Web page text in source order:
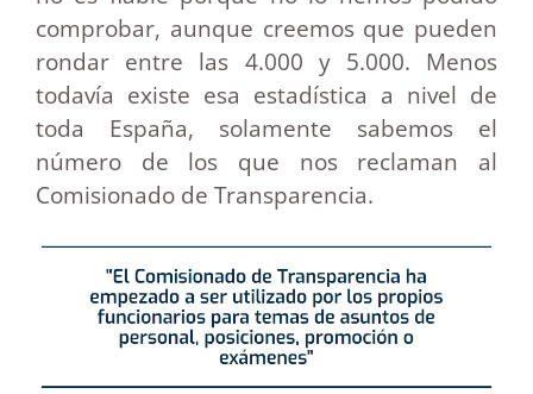
comprobar, aunque creemos que pueden
rondar entre las 4.000 y 5.000. Menos
todavía existe esa estadística a nivel de
toda España, solamente sabemos el
número de los que nos reclaman al
Comisionado de Transparencia.